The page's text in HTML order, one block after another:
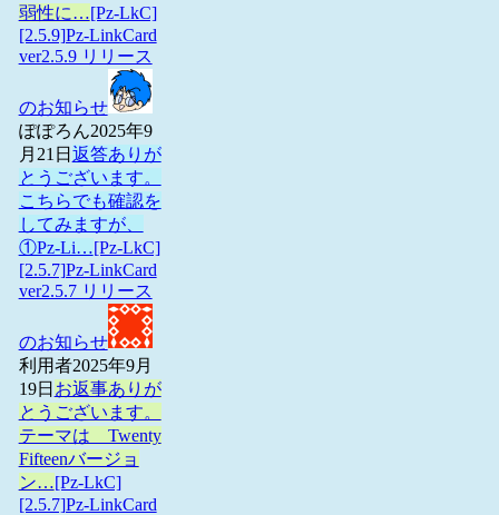
弱性に…[Pz-LkC]
[2.5.9]Pz-LinkCard
ver2.5.9 リリース
のお知らせ
ぽぽろん2025年9
月21日 返答ありが
とうございます。
こちらでも確認を
してみますが、
①Pz-Li…[Pz-LkC]
[2.5.7]Pz-LinkCard
ver2.5.7 リリース
のお知らせ
利用者2025年9月
19日 お返事ありが
とうございます。
テーマは Twenty
Fifteenバージョ
ン…[Pz-LkC]
[2.5.7]Pz-LinkCard